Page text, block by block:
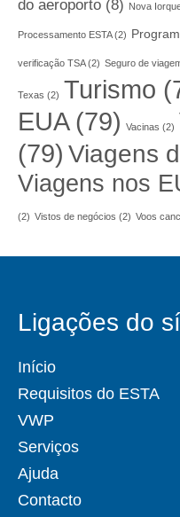
do aeroporto (8) Nova
Processamento ESTA(2)
verificação TSA(2) Seguro de
Texas (2) Turismo
EUA(79) Vacinas (2)
(79) Viagens
Viagens nos
(2) Vistos de negócios (2) Voos
Ligações do
Início
Requisitos do ESTA
VWP
Serviços
Ajuda
Contacto